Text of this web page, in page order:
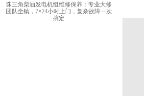
珠三角柴油发电机组维修保养：专业大修
团队坐镇，7×24小时上门，复杂故障一次
搞定